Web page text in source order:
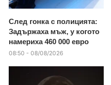
След гонка с полицията:
Задържаха мъж, у когото
намериха 460 000 евро
08:50 - 08/08/2026